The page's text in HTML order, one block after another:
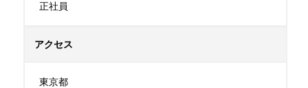
正社員
アクセス
東京都